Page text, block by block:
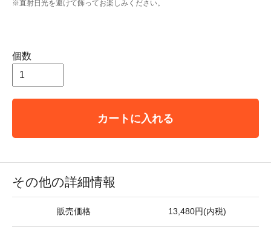
※直射日光を避けて飾ってお楽しみください。
個数
カートに入れる
その他の詳細情報
販売価格 13,480円(内税)